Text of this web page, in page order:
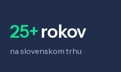
25+rokov
na slovenskom trhu